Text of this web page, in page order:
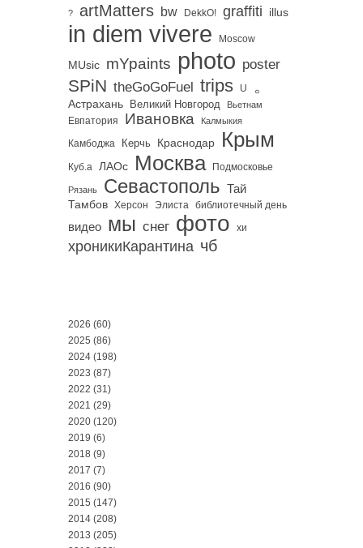
? artMatters bw DekkO! graffiti illus
in diem vivere Moscow
MUsic mYpaints photo poster
SPiN theGoGoFuel trips U 。
Астрахань Великий Новгород Вьетнам
Евпатория Ивановка Калмыкия
Камбоджа Керчь Краснодар Крым
Куб.а ЛАОс Москва Подмосковье
Рязань Севастополь Тай
Тамбов Херсон Элиста библиотечный день
видео мы снег фото хи
хроникиКарантина чб
2026 (60)
2025 (86)
2024 (198)
2023 (87)
2022 (31)
2021 (29)
2020 (120)
2019 (6)
2018 (9)
2017 (7)
2016 (90)
2015 (147)
2014 (208)
2013 (205)